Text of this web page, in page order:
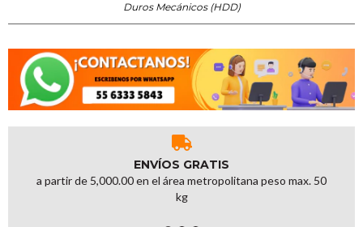
Duros Mecánicos (HDD)
ENVÍOS GRATIS
a partir de 5,000.00 en el área metropolitana peso max. 50
kg